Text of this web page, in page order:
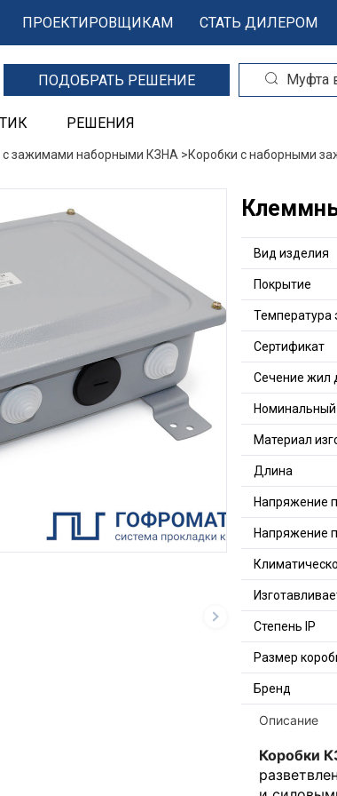
ПРОЕКТИРОВЩИКАМ СТАТЬ ДИЛЕРОМ
ПОДОБРАТЬ РЕШЕНИЕ
РЕШЕНИЯ
с зажимами наборными КЗНА >Коробки с наборными
Вид изделия
Покрытие
Температура
Сертификат
Сечение жил
Номинальный
Материал
Длина
Напряжение
Напряжение
Степень IP
Размер
Бренд
Описание
Коробки